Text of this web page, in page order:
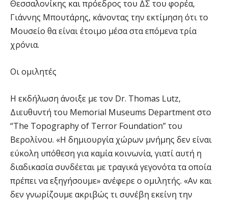
Θεσσαλονίκης και πρόεδρος του ΔΣ του φορέα,
Γιάννης Μπουτάρης, κάνοντας την εκτίμηση ότι το
Μουσείο θα είναι έτοιμο μέσα στα επόμενα τρία
χρόνια.
Οι ομιλητές
Η εκδήλωση άνοιξε με τον Dr. Thomas Lutz,
Διευθυντή του Memorial Museums Department στο
“The Topography of Terror Foundation” του
Βερολίνου. «Η δημιουργία χώρων μνήμης δεν είναι
εύκολη υπόθεση για καμία κοινωνία, γιατί αυτή η
διαδικασία συνδέεται με τραγικά γεγονότα τα οποία
πρέπει να εξηγήσουμε» ανέφερε ο ομιλητής. «Αν και
δεν γνωρίζουμε ακριβώς τι συνέβη εκείνη την